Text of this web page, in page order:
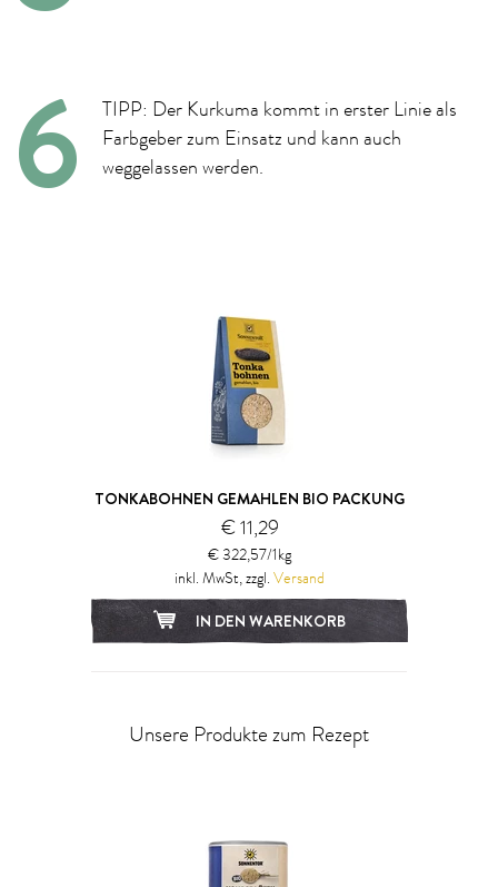
TIPP: Der Kurkuma kommt in erster Linie als
Farbgeber zum Einsatz und kann auch
weggelassen werden.
TONKABOHNEN GEMAHLEN BIO PACKUNG
€ 11,29
€ 322,57/1kg
inkl. MwSt, zzgl. Versand
IN DEN WARENKORB
Unsere Produkte zum Rezept